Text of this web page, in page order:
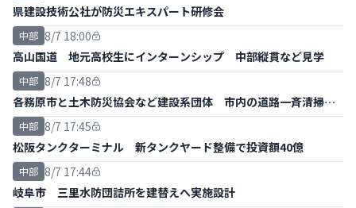
県建設技術公社が防災エキスパート研修会
中部 8/7 18:00
高山国道 地元高校生にインターンシップ 中部縦貫など見学
中部 8/7 17:48
各務原市と土木防災協会など建設系団体 市内の道路一斉清掃ボ
ランティア
中部 8/7 17:45
松阪タンクターミナル 新タンクヤード整備で投資額40億
中部 8/7 17:44
岐阜市 三里水防団詰所を建替えへ実施設計